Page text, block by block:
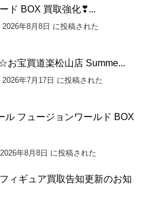
ド BOX 買取強化❣...
|2026年8月8日 に投稿された
宝買道楽松山店 Summe...
|2026年7月17日 に投稿された
ル フュージョンワールド BOX
2026年8月8日 に投稿された
ィギュア買取告知更新のお知